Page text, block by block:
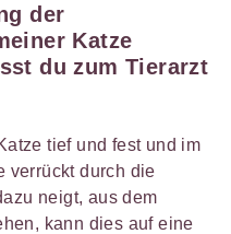
der
Katze
du zum Tierarzt
tief und fest und im
verrückt durch die
neigt, aus dem
kann dies auf eine